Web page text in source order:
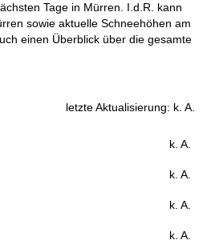
Tage in Mürren. I.d.R. kann
sowie aktuelle Schneehöhen am
einen Überblick über die gesamte
letzte Aktualisierung: k. A.
k. A.
k. A.
k. A.
k. A.